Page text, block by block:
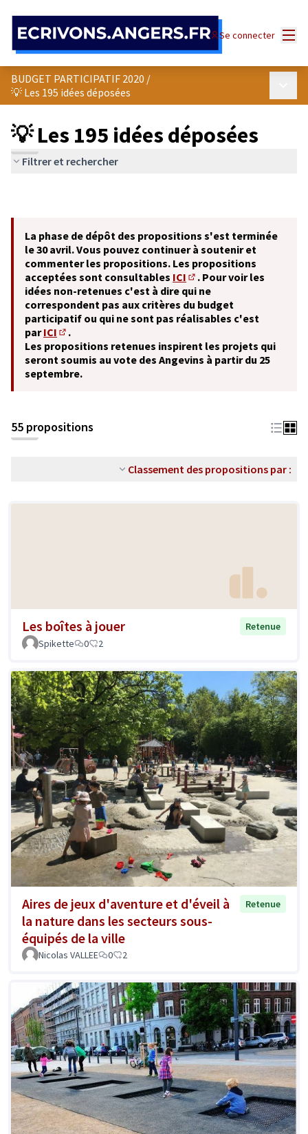
Se connecter
BUDGET PARTICIPATIF 2020 /
💡 Les 195 idées déposées
💡 Les 195 idées déposées
Filtrer et rechercher
La phase de dépôt des propositions s'est terminée
le 30 avril. Vous pouvez continuer à soutenir et
commenter les propositions. Les propositions
acceptées sont consultables ICI
(S'ouvre dans un nouvel
. Pour voir les
idées non-retenues c'est à dire qui ne
correspondent pas aux critères du budget
participatif ou qui ne sont pas réalisables c'est
parICI
(S'ouvre dans un nouvel onglet)
.
Les propositions retenues inspirent les projets qui
seront soumis au vote des Angevins à partir du 25
septembre.
55 propositions
Classement des propositions par :
Les boîtes à jouer
Retenue
Spikette
0 2
Aires de jeux d'aventure et d'éveil à
la nature dans les secteurs sous-
équipés de la ville
Retenue
Nicolas VALLEE 0 2